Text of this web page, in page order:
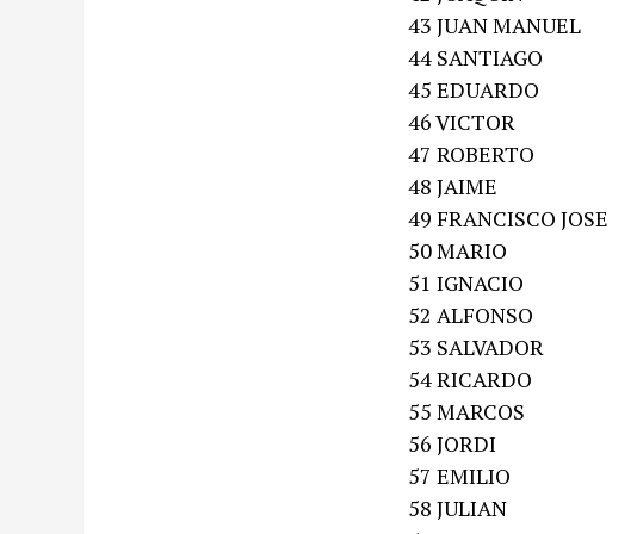
43 JUAN MANUEL
44 SANTIAGO
45 EDUARDO
46 VICTOR
47 ROBERTO
48 JAIME
49 FRANCISCO JOSE
50 MARIO
51 IGNACIO
52 ALFONSO
53 SALVADOR
54 RICARDO
55 MARCOS
56 JORDI
57 EMILIO
58 JULIAN